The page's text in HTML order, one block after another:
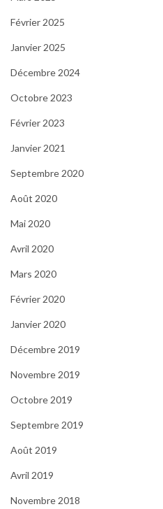
Février 2025
Janvier 2025
Décembre 2024
Octobre 2023
Février 2023
Janvier 2021
Septembre 2020
Août 2020
Mai 2020
Avril 2020
Mars 2020
Février 2020
Janvier 2020
Décembre 2019
Novembre 2019
Octobre 2019
Septembre 2019
Août 2019
Avril 2019
Novembre 2018